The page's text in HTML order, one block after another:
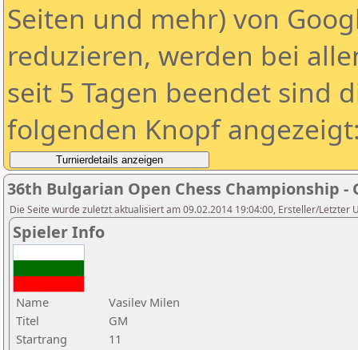
Seiten und mehr) von
reduzieren, werden bei
seit 5 Tagen beendet sind
folgenden Knopf
36th Bulgarian Open Chess Championship -
Die Seite wurde zuletzt aktualisiert am 09.02.2014 19:04:00, Ersteller/Letzter
Spieler Info
Name
Vasilev Milen
Titel
GM
Startrang
11